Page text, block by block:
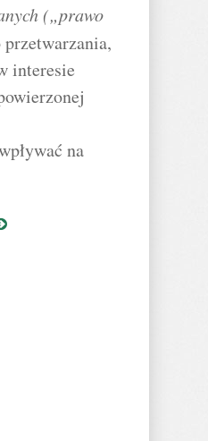
(„prawo
przetwarzania,
interesie
na